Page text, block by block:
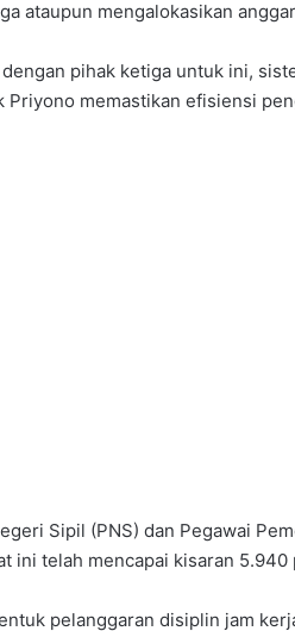
ataupun mengalokasikan
pihak ketiga untuk ini,
Priyono memastikan efisiensi
Sipil (PNS) dan Pegawai
ini telah mencapai kisaran 5.940
pelanggaran disiplin jam